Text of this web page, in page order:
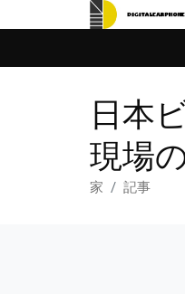
日本
現場
家 記事